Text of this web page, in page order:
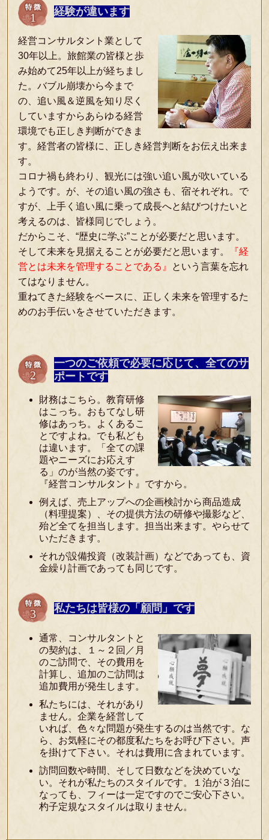
経験が違います
経営コンサルタント業として
30年以上。旅館業の皆様と歩
み始めて25年以上が経ちまし
た。バブル崩壊から今まで
の、追い風＆逆風を知り尽く
していますからあらゆる経営
環境でも正しき判断ができま
す。経営者の皆様に、正しき経営判断をお伝え出来ま
す。
コロナ禍も終わり、観光には強い追い風が吹いている
ようです。が、その追い風の強さも、宿それぞれ。で
すが、上手く追い風に乗って成長へと結びつけたいと
考えるのは、皆様同じでしょう。
だからこそ、“歴史に学ぶ”ことが必要だと思います。
そして未来を見据えることが必要だと思います。
『経
営とは未来を管理することである』
という言葉を忘れ
てはなりません。
重ねてきた経験をベースに、正しく未来を管理するた
めのお手伝いをさせていただきます。
一つのご依頼で必要に応じて、全てのサ
ポートです
財務はこちら。教育研修
はこっち。おもてなし研
修はあっち。よくあるこ
とですよね。でも私ども
は違います。「全ての課
題やニーズにお応えす
る」のが当然の姿です。
『経営コンサルタント』ですから。
例えば、売上アップへの企画検討から商品造成
（料理提案）、その提供方法の研修や撮影など、
殆ど全てを担当します。担当出来ます。やらせて
いただきます。
それが設備投資（改装計画）などであっても、資
金繰り計画であっても同じです。
私たちは皆様の「顧問」です
通常、コンサルタントと
の契約は、１～２回／月
のご訪問で、その費用を
計算し、追加のご訪問は
追加費用が発生します。
私たちには、それがあり
ません。企業を経営して
いれば、色々な問題が発生するのは当然です。な
ら、お気軽にその都度私たちをお呼び下さい。声
を掛けて下さい。それは費用に含まれています。
訪問回数や時間、そして日数などを決めていな
い。それが私たちのスタイルです。１泊が３泊に
なっても、フィーは一定ですのでご安心下さい。
杓子定規なスタイルは取りません。